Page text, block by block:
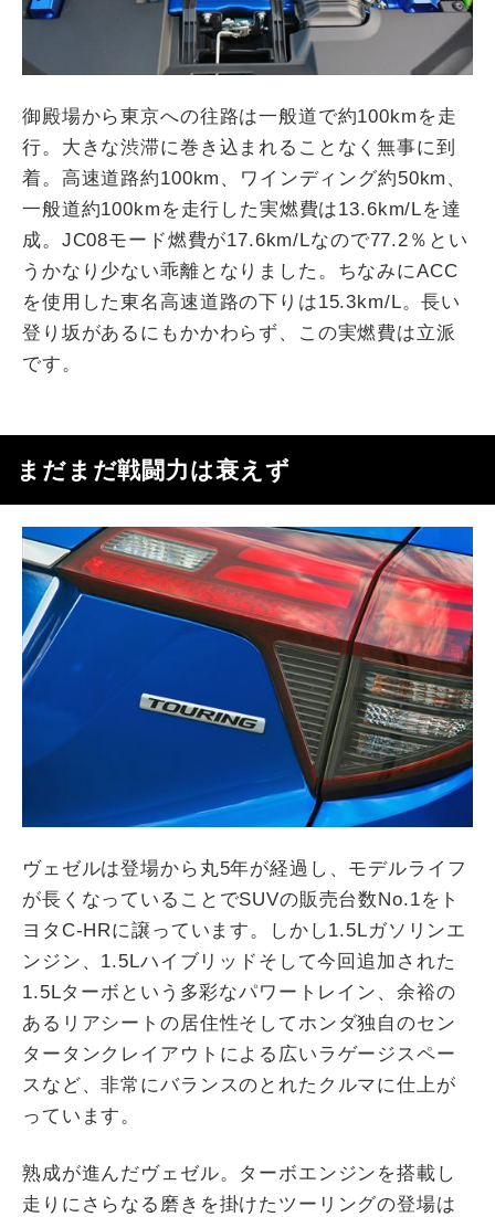
御殿場から東京への往路は一般道で約100kmを走
行。大きな渋滞に巻き込まれることなく無事に到
着。高速道路約100km、ワインディング約50km、
一般道約100kmを走行した実燃費は13.6km/Lを達
成。JC08モード燃費が17.6km/Lなので77.2％とい
うかなり少ない乖離となりました。ちなみにACC
を使用した東名高速道路の下りは15.3km/L。長い
登り坂があるにもかかわらず、この実燃費は立派
です。
まだまだ戦闘力は衰えず
ヴェゼルは登場から丸5年が経過し、モデルライフ
が長くなっていることでSUVの販売台数No.1をト
ヨタC-HRに譲っています。しかし1.5Lガソリンエ
ンジン、1.5Lハイブリッドそして今回追加された
1.5Lターボという多彩なパワートレイン、余裕の
あるリアシートの居住性そしてホンダ独自のセン
タータンクレイアウトによる広いラゲージスペー
スなど、非常にバランスのとれたクルマに仕上が
っています。
熟成が進んだヴェゼル。ターボエンジンを搭載し
走りにさらなる磨きを掛けたツーリングの登場は